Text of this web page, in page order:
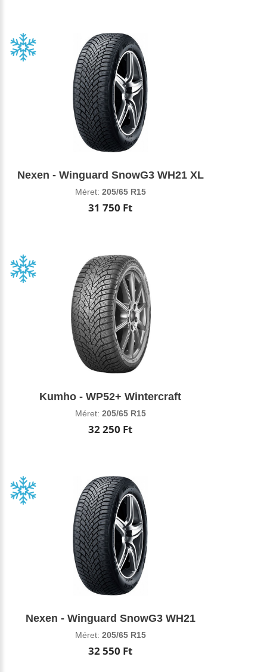
Nexen - Winguard SnowG3 WH21 XL
Méret: 205/65 R15
31 750 Ft
Kumho - WP52+ Wintercraft
Méret: 205/65 R15
32 250 Ft
Nexen - Winguard SnowG3 WH21
Méret: 205/65 R15
32 550 Ft